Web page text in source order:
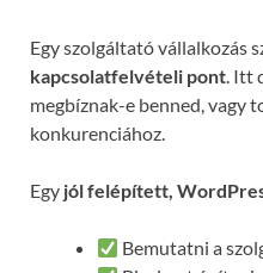
Egy szolgáltató vállalkozás
kapcsolatfelvételi pont. Itt
megbíznak-e benned, vagy
konkurenciához.
Egy jól felépített,
Bemutatni a